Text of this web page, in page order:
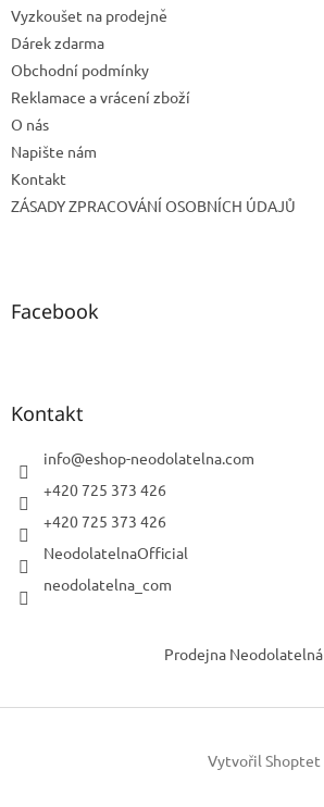
Vyzkoušet na prodejně
Dárek zdarma
Obchodní podmínky
Reklamace a vrácení zboží
O nás
Napište nám
Kontakt
ZÁSADY ZPRACOVÁNÍ OSOBNÍCH ÚDAJŮ
Facebook
Kontakt
info@eshop-neodolatelna.com
+420 725 373 426
+420 725 373 426
NeodolatelnaOfficial
neodolatelna_com
Prodejna Neodolatelná
Vytvořil Shoptet